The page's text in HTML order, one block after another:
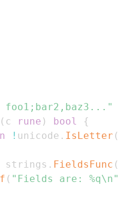
( c rune ) bool
{
! unicode . IsLetter (
strings . FieldsFunc (
( "Fields are: %q\n"